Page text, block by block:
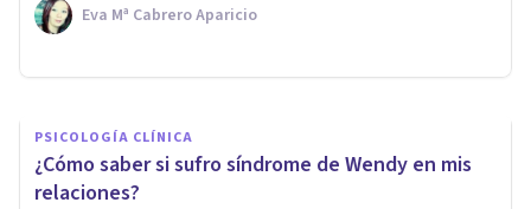
Eva Mª Cabrero Aparicio
PSICOLOGÍA CLÍNICA
¿Cómo saber si sufro síndrome de Wendy en mis
relaciones?